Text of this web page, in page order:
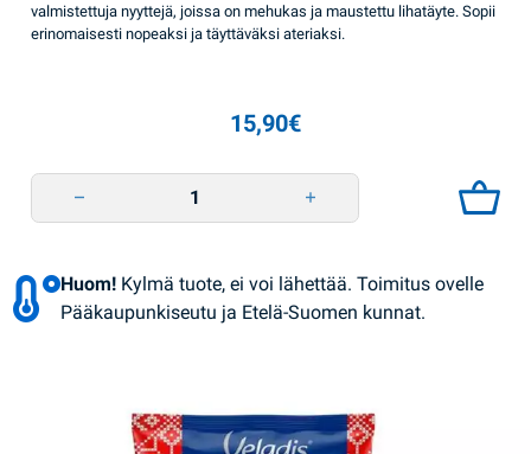
valmistettuja nyyttejä, joissa on mehukas ja maustettu lihatäyte. Sopii
erinomaisesti nopeaksi ja täyttäväksi ateriaksi.
15,90€
Huom! Kylmä tuote, ei voi lähettää. Toimitus ovelle
Pääkaupunkiseutu ja Etelä-Suomen kunnat.